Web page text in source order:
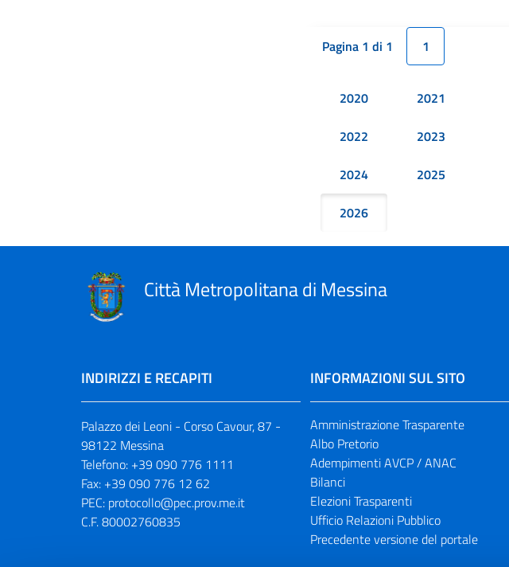
Pagina 1 di 1 1
2020
2021
2022
2023
2024
2025
2026
Città Metropolitana di Messina
INDIRIZZI E RECAPITI
Palazzo dei Leoni - Corso Cavour, 87 -
98122 Messina
Telefono: +39 090 776 1111
Fax: +39 090 776 12 62
PEC: protocollo@pec.prov.me.it
C.F. 80002760835
INFORMAZIONI SUL SITO
Amministrazione Trasparente
Albo Pretorio
Adempimenti AVCP / ANAC
Bilanci
Elezioni Trasparenti
Ufficio Relazioni Pubblico
Precedente versione del portale